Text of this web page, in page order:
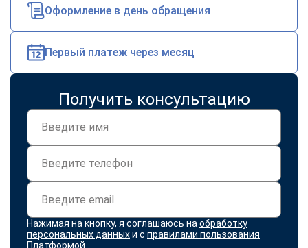
Оформление в день обращения
Первый платеж через месяц
Получить консультацию
Нажимая на кнопку, я соглашаюсь на обработку
персональных данныхи с правилами пользования
Платформой
Мессенджеры
Telegram WhatsApp